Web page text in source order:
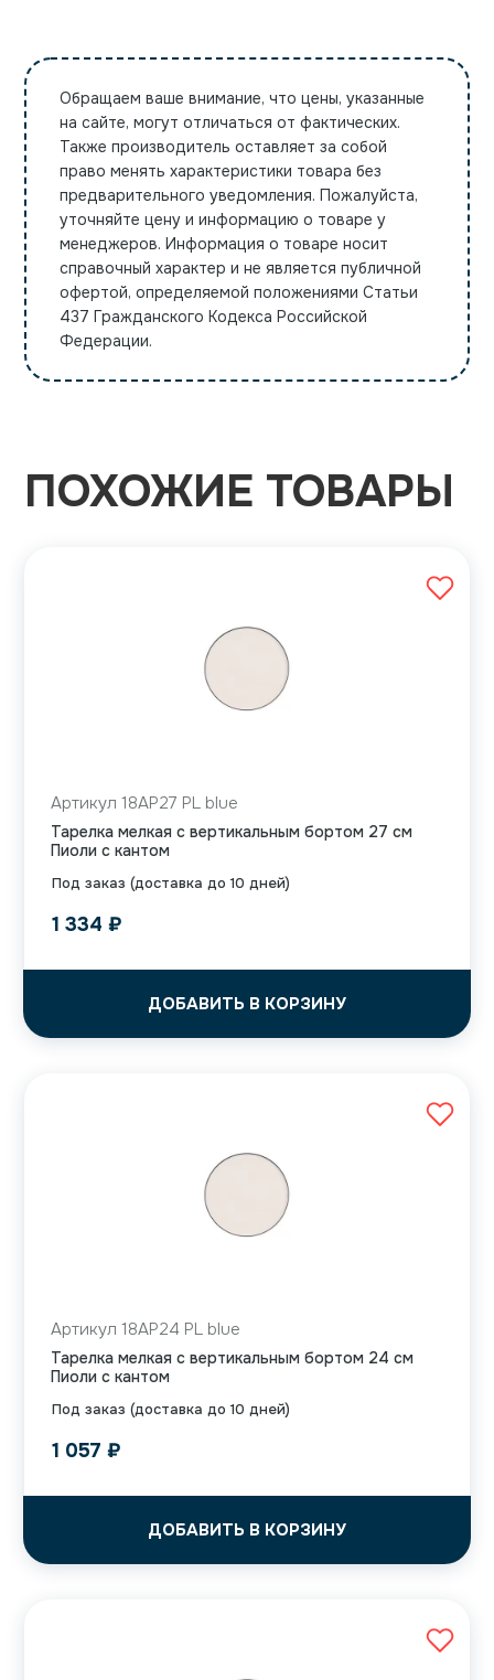
Обращаем ваше внимание, что цены, указанные
на сайте, могут отличаться от фактических.
Также производитель оставляет за собой
право менять характеристики товара без
предварительного уведомления. Пожалуйста,
уточняйте цену и информацию о товаре у
менеджеров. Информация о товаре носит
справочный характер и не является публичной
офертой, определяемой положениями Статьи
437 Гражданского Кодекса Российской
Федерации.
ПОХОЖИЕ ТОВАРЫ
Под заказ (доставка до 10 дней)
Артикул 18AP27 PL blue
Тарелка мелкая с вертикальным бортом 27 см
Пиоли с кантом
1 334 ₽
ДОБАВИТЬ В КОРЗИНУ
Под заказ (доставка до 10 дней)
Артикул 18AP24 PL blue
Тарелка мелкая с вертикальным бортом 24 см
Пиоли с кантом
1 057 ₽
ДОБАВИТЬ В КОРЗИНУ